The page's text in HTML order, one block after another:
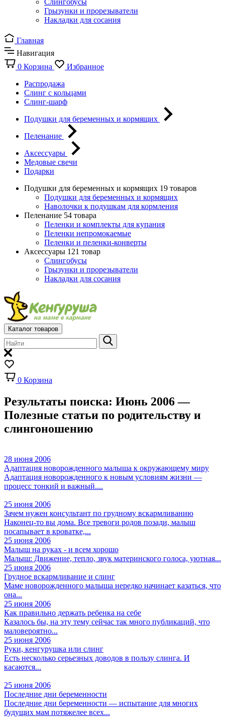
Слингобусы
Грызунки и прорезыватели
Накладки для сосания
Главная
Навигация
0 Корзина
Избранное
Распродажа
Слинг с кольцами
Слинг-шарф
Подушки для беременных и кормящих
Пеленание
Аксессуары
Медовые свечи
Подарки
Подушки для беременных и кормящих 19 товаров
Подушки для беременных и кормящих
Наволочки к подушкам для кормления
Пеленание 54 товара
Пеленки и комплекты для купания
Пеленки непромокаемые
Пеленки и пеленки-конверты
Аксессуары 121 товар
Слингобусы
Грызунки и прорезыватели
Накладки для сосания
Каталог товаров
0 Корзина
Результаты поиска: Июнь 2006 —
Полезные статьи по родительству и
слингоношению
28 июня 2006
Адаптация новорожденного малыша к окружающему миру
Адаптация новорожденного к новым условиям жизни —
процесс тонкий и важный....
25 июня 2006
Зачем нужен консультант по грудному вскармливанию
Наконец-то вы дома. Все тревоги родов позади, малыш
посапывает в кроватке,...
25 июня 2006
Малыш на руках - и всем хорошо
Малыш: Движение, тепло, звук материнского голоса, уютная...
25 июня 2006
Грудное вскармливание и слинг
Маме новорожденного малыша нередко начинает казаться, что
она...
25 июня 2006
Как правильно держать ребенка на себе
Казалось бы, на эту тему сейчас так много публикаций, что
маловероятно...
25 июня 2006
Руки, кенгурушка или слинг
Есть несколько серьезных доводов в пользу слинга. И
касаются...
25 июня 2006
Последние дни беременности
Последние дни беременности — испытание для многих
будущих мам потяжелее всех...